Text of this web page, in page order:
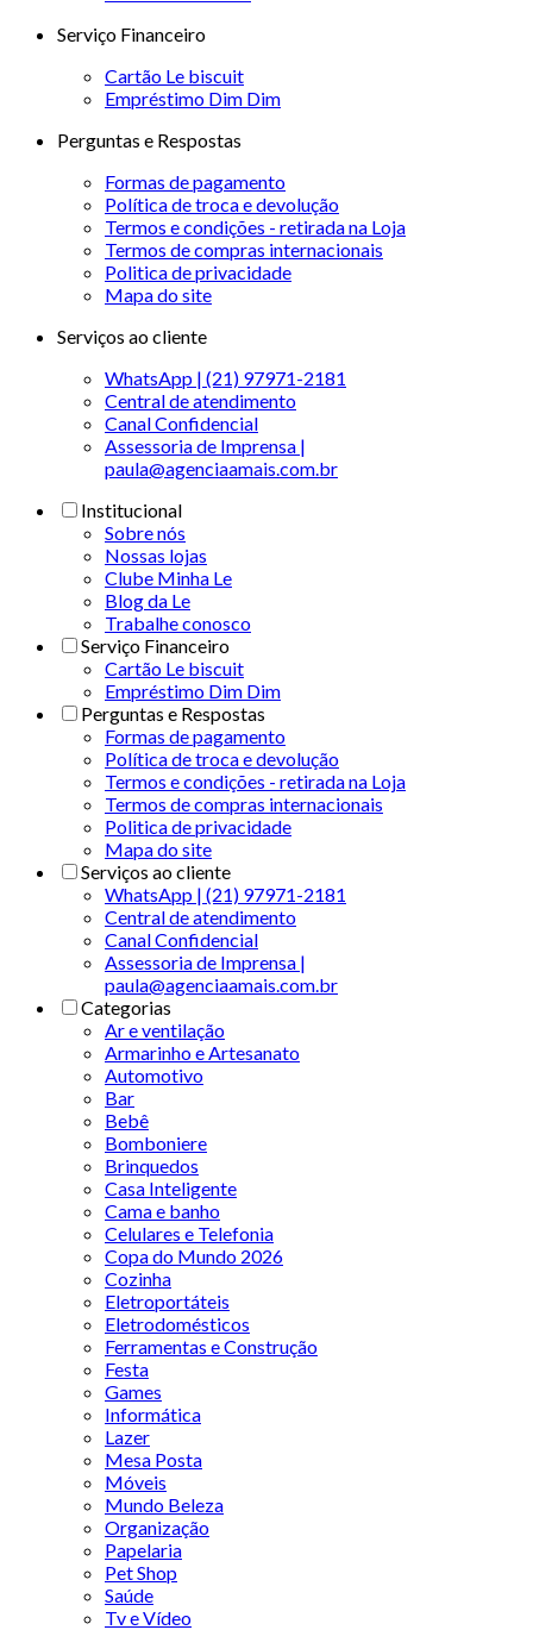
Serviço Financeiro
Cartão Le biscuit
Empréstimo Dim Dim
Perguntas e Respostas
Formas de pagamento
Política de troca e devolução
Termos e condições - retirada na Loja
Termos de compras internacionais
Politica de privacidade
Mapa do site
Serviços ao cliente
WhatsApp | (21) 97971-2181
Central de atendimento
Canal Confidencial
Assessoria de Imprensa |
paula@agenciaamais.com.br
Institucional
Sobre nós
Nossas lojas
Clube Minha Le
Blog da Le
Trabalhe conosco
Serviço Financeiro
Cartão Le biscuit
Empréstimo Dim Dim
Perguntas e Respostas
Formas de pagamento
Política de troca e devolução
Termos e condições - retirada na Loja
Termos de compras internacionais
Politica de privacidade
Mapa do site
Serviços ao cliente
WhatsApp | (21) 97971-2181
Central de atendimento
Canal Confidencial
Assessoria de Imprensa |
paula@agenciaamais.com.br
Categorias
Ar e ventilação
Armarinho e Artesanato
Automotivo
Bar
Bebê
Bomboniere
Brinquedos
Casa Inteligente
Cama e banho
Celulares e Telefonia
Copa do Mundo 2026
Cozinha
Eletroportáteis
Eletrodomésticos
Ferramentas e Construção
Festa
Games
Informática
Lazer
Mesa Posta
Móveis
Mundo Beleza
Organização
Papelaria
Pet Shop
Saúde
Tv e Vídeo